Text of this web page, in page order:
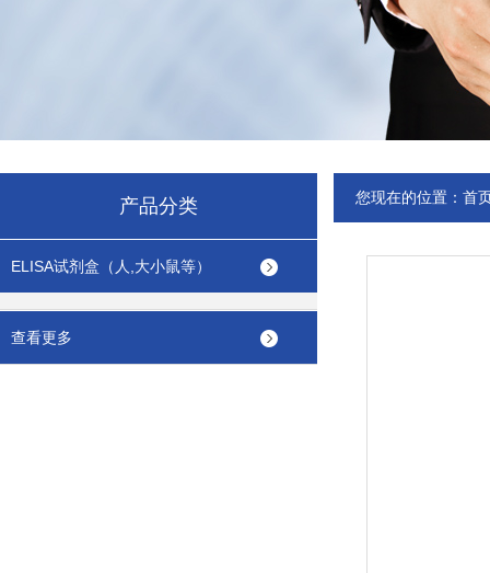
产品分类
ELISA试剂盒（人,大小鼠等）
查看更多
您现在的位置： 首